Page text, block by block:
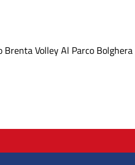
Brenta Volley Al Parco Bolghera